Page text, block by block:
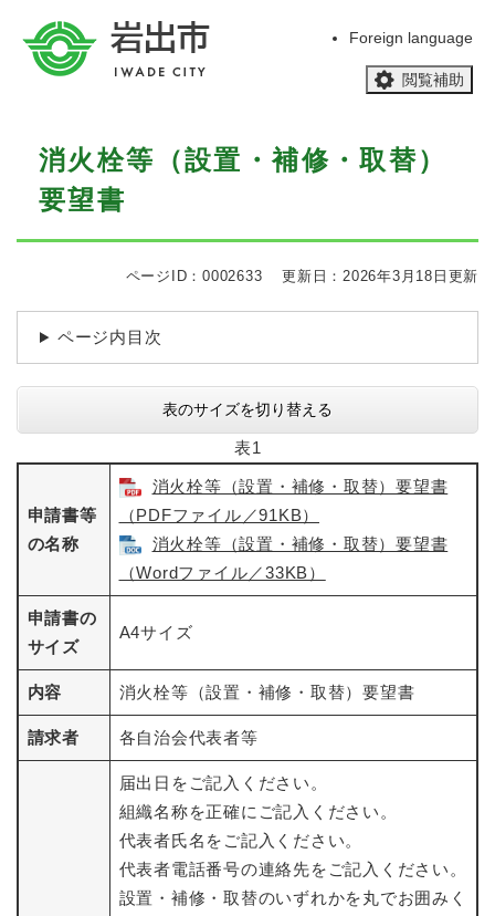
Foreign language
閲覧補助
消火栓等（設置・補修・取替）
要望書
ページID：0002633 更新日：2026年3月18日更新
ページ内目次
表のサイズを切り替える
表1
申請書等
の名称
消火栓等（設置・補修・取替）要望書
（PDFファイル／91KB）
消火栓等（設置・補修・取替）要望書
（Wordファイル／33KB）
申請書の
サイズ
A4サイズ
内容 消火栓等（設置・補修・取替）要望書
請求者 各自治会代表者等
届出日をご記入ください。
組織名称を正確にご記入ください。
代表者氏名をご記入ください。
代表者電話番号の連絡先をご記入ください。
設置・補修・取替のいずれかを丸でお囲みく